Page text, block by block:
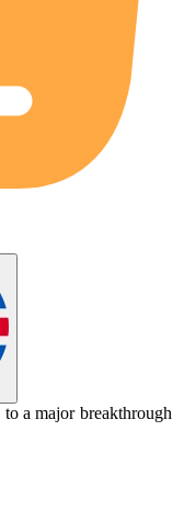
to a major breakthrough